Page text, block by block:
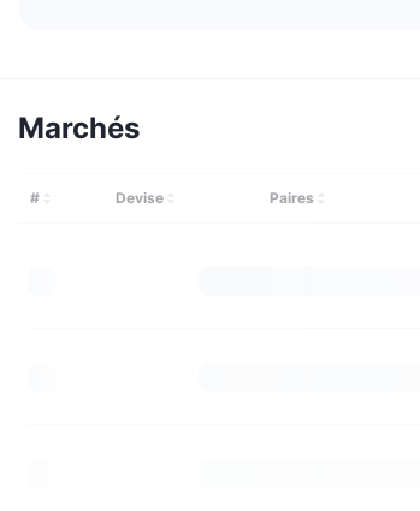
Marchés
# Devise Paires